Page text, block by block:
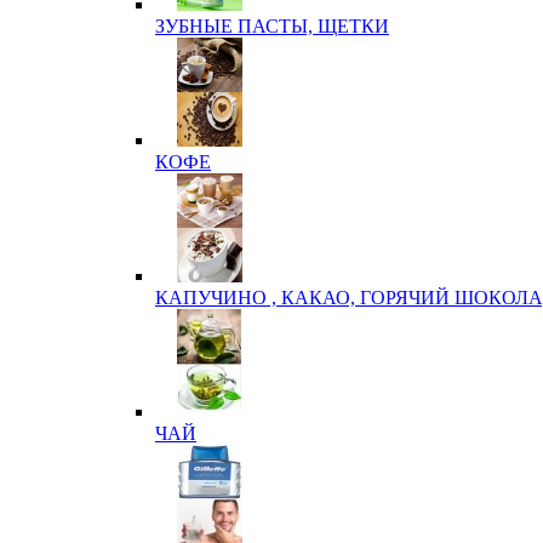
ЗУБНЫЕ ПАСТЫ, ЩЕТКИ
КОФЕ
КАПУЧИНО , КАКАО, ГОРЯЧИЙ
ЧАЙ